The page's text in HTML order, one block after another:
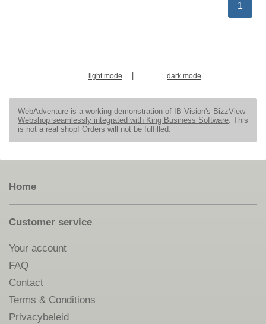
1
light mode dark mode
WebAdventure is a working demonstration of IB-Vision's BizzView
Webshop seamlessly integrated with King Business Software. This
is not a real shop! Orders will not be fulfilled.
Home
Customer service
Your account
FAQ
Contact
Terms & Conditions
Privacybeleid